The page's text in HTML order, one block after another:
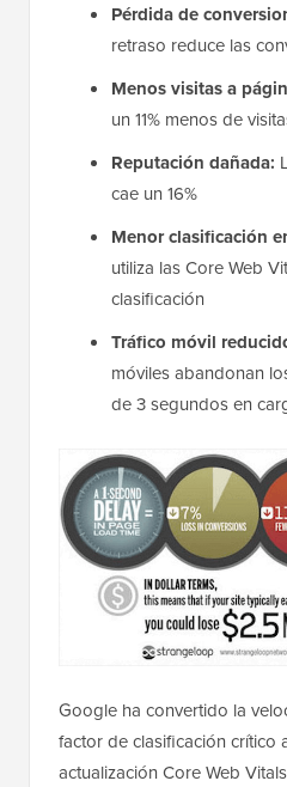
Pérdida de
retraso reduce las
Menos visitas a
un 11% menos de
Reputación dañada:
cae un 16%
Menor clasificación
utiliza las Core Web
clasificación
Tráfico móvil
móviles abandonan
de 3 segundos en
Google ha convertido la
factor de clasificación crítico
actualización Core Web